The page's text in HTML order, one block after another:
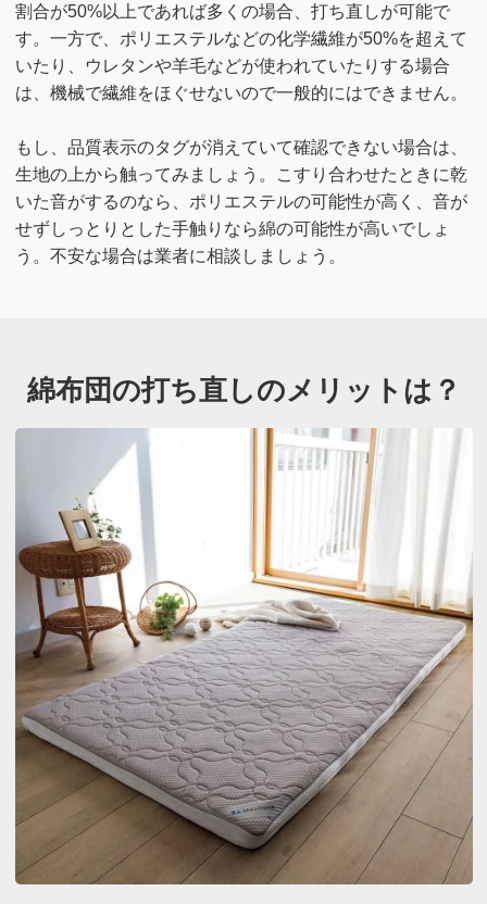
割合が50%以上であれば多くの場合、打ち直しが可能で
す。一方で、ポリエステルなどの化学繊維が50%を超えて
いたり、ウレタンや羊毛などが使われていたりする場合
は、機械で繊維をほぐせないので一般的にはできません。
もし、品質表示のタグが消えていて確認できない場合は、
生地の上から触ってみましょう。こすり合わせたときに乾
いた音がするのなら、ポリエステルの可能性が高く、音が
せずしっとりとした手触りなら綿の可能性が高いでしょ
う。不安な場合は業者に相談しましょう。
綿布団の打ち直しのメリットは？